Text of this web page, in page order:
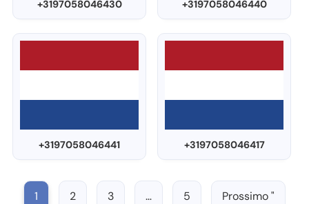
+3197058046430 +3197058046440
+3197058046441 +3197058046417
1 2 3 … 5 Prossimo "